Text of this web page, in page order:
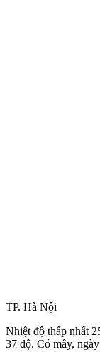
TP. Hà Nội
Nhiệt độ thấp nhất
37 độ. Có mây,